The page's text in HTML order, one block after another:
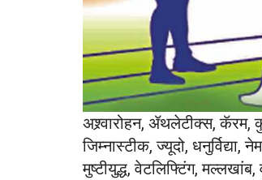
अश्र्वारोहन, ॲथलेटीक्स, कॅरम,
जिम्नास्टीक, ज्यूदो,
मुष्टीयुद्ध, वेटलिफ्टिंग,